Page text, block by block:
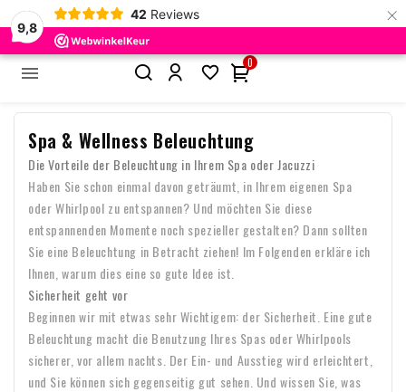
9,8
42 Reviews ×
 
0
Spa & Wellness Beleuchtung
Spa & Wellness Beleuchtung
Die Vorteile der Beleuchtung in Ihrem Spa oder Jacuzzi
Haben Sie schon einmal davon geträumt, in Ihrem eigenen Spa
oder Whirlpool zu entspannen? Und möchten Sie diese
entspannenden Momente noch spezieller gestalten? Dann sollten
Sie eine Beleuchtung in Betracht ziehen! Im Folgenden erkläre ich
Ihnen, warum dies eine so gute Idee ist.
Sicherheit geht vor
Beginnen wir mit etwas sehr Wichtigem: der Sicherheit. Eine gute
Beleuchtung macht die Benutzung Ihres Spas oder Whirlpools
sicherer, vor allem nachts. Der Ein- und Ausstieg wird erleichtert,
und Sie können sich gegenseitig gut sehen. Und wissen Sie, was